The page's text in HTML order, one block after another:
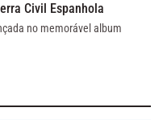
Civil Espanhola
no memorável album